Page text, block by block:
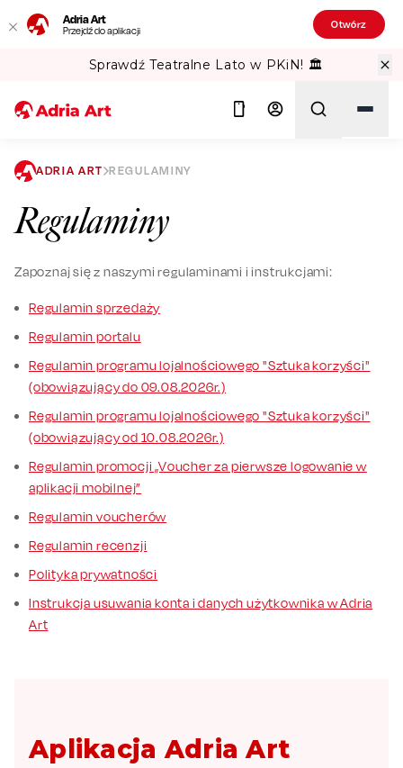
Adria Art
Przejdź do aplikacji Otwórz
Sprawdź Teatralne Lato w PKiN! 🏛️
ADRIA ART REGULAMINY
Regulaminy
Zapoznaj się z naszymi regulaminami i instrukcjami:
Regulamin sprzedaży
Regulamin portalu
Regulamin programu lojalnościowego "Sztuka korzyści"
(obowiązujący do 09.08.2026r.)
Regulamin programu lojalnościowego "Sztuka korzyści"
(obowiązujący od 10.08.2026r.)
Regulamin promocji „Voucher za pierwsze logowanie w
aplikacji mobilnej”
Regulamin voucherów
Regulamin recenzji
Polityka prywatności
Instrukcja usuwania konta i danych użytkownika w Adria
Art
Aplikacja Adria Art